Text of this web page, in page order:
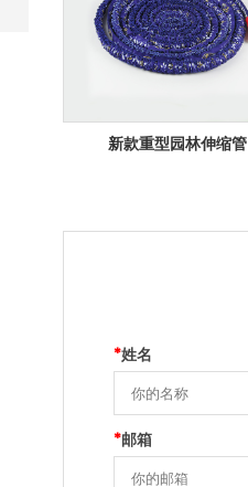
新款重型园林伸缩管
*姓名
*邮箱